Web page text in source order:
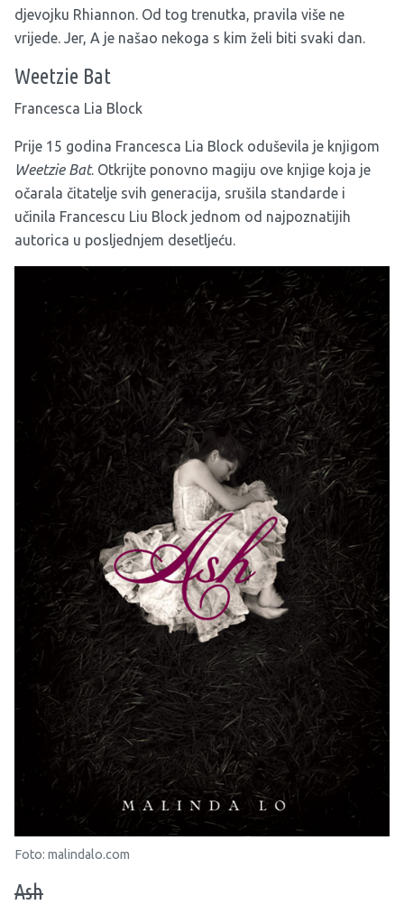
djevojku Rhiannon. Od tog trenutka, pravila više ne
vrijede. Jer, A je našao nekoga s kim želi biti svaki dan.
Weetzie Bat
Francesca Lia Block
Prije 15 godina Francesca Lia Block oduševila je knjigom
Weetzie Bat. Otkrijte ponovno magiju ove knjige koja je
očarala čitatelje svih generacija, srušila standarde i
učinila Francescu Liu Block jednom od najpoznatijih
autorica u posljednjem desetljeću.
Foto: malindalo.com
Ash